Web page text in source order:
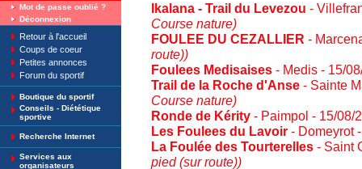
Mot de passe oublié ?
Déconnexion
Retour à l'accueil
Coups de coeur
Petites annonces
Forum du sportif
Boutique du sportif
Conseils - Diététique
sportive
Recherche Internet
Services aux
organisateurs
Ikalana - Trail du Levezou -
Course nature)
FOULEE DU CEZALLIER -
route))
Foulees Medisaises - Medis - 15/
Trail de la Roche d'Anse - Sainte
Course nature)
Ronde de Kérity - Paimpol - 15/08/
Les Foulees du Lavoir - Domeyrot
La Foulée des Tourterelles - Saint
pied (sur route))